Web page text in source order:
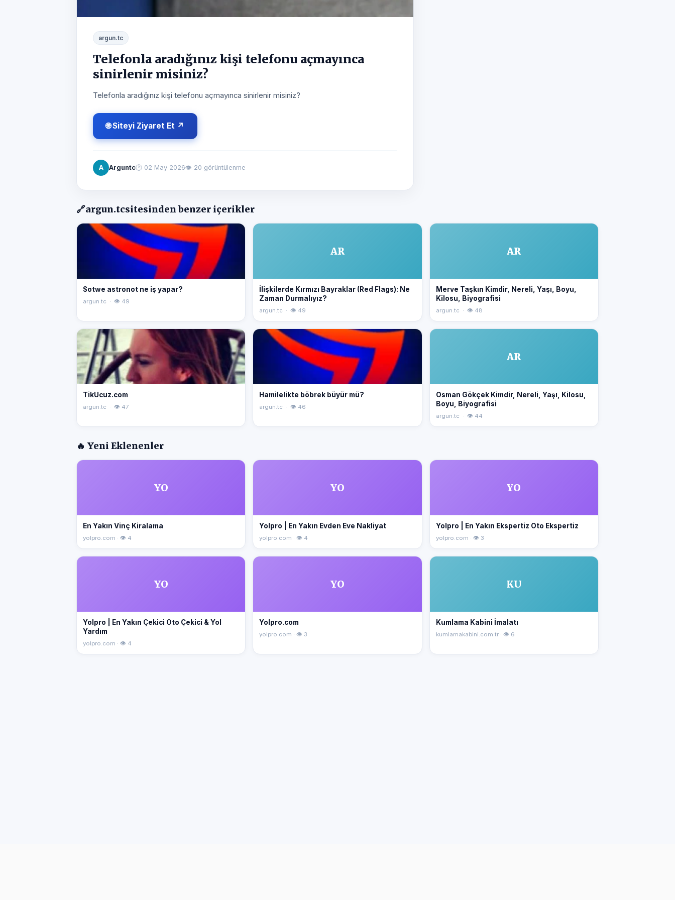
argun.tc
Telefonla aradığınız kişi telefonu açmayınca
sinirlenir misiniz?
Telefonla aradığınız kişi telefonu açmayınca sinirlenir misiniz?
🌐 Siteyi Ziyaret Et ↗
A Arguntc🕐 02 May 2026👁 20 görüntülenme
🔗argun.tcsitesinden benzer içerikler
Sotwe astronot ne iş yapar?
argun.tc · 👁 49
AR
İlişkilerde Kırmızı Bayraklar (Red Flags): Ne
Zaman Durmalıyız?
argun.tc · 👁 49
AR
Merve Taşkın Kimdir, Nereli, Yaşı, Boyu,
Kilosu, Biyografisi
argun.tc · 👁 48
TikUcuz.com
argun.tc · 👁 47
Hamilelikte böbrek büyür mü?
argun.tc · 👁 46
AR
Osman Gökçek Kimdir, Nereli, Yaşı, Kilosu,
Boyu, Biyografisi
argun.tc · 👁 44
🔥 Yeni Eklenenler
YO
En Yakın Vinç Kiralama
yolpro.com · 👁 4
YO
Yolpro | En Yakın Evden Eve Nakliyat
yolpro.com · 👁 4
YO
Yolpro | En Yakın Ekspertiz Oto Ekspertiz
yolpro.com · 👁 3
YO
Yolpro | En Yakın Çekici Oto Çekici & Yol
Yardım
yolpro.com · 👁 4
YO
Yolpro.com
yolpro.com · 👁 3
KU
Kumlama Kabini İmalatı
kumlamakabini.com.tr · 👁 6